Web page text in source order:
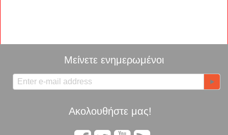
Μείνετε ενημερωμένοι
Ακολουθήστε μας!